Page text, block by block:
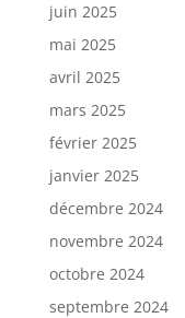
juin 2025
mai 2025
avril 2025
mars 2025
février 2025
janvier 2025
décembre 2024
novembre 2024
octobre 2024
septembre 2024